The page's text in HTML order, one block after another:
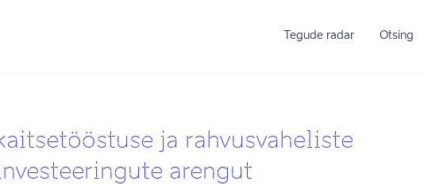
Tegude radar Otsing
ja rahvusvaheliste
arengut